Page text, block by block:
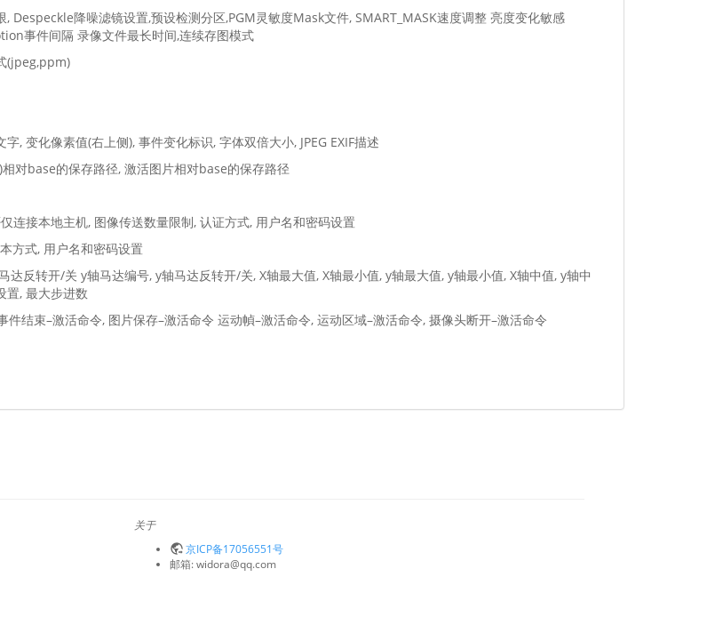
Despeckle降噪滤镜设置,预设检测分区,PGM灵敏度Mask文件, SMART_MASK速度调整 亮度变化敏感
事件间隔 录像文件最长时间,连续存图模式
(jpeg,ppm)
, 变化像素值(右上侧), 事件变化标识, 字体双倍大小, JPEG EXIF描述
对base的保存路径, 激活图片相对base的保存路径
连接本地主机, 图像传送数量限制, 认证方式, 用户名和密码设置
方式, 用户名和密码设置
反转开/关 y轴马达编号, y轴马达反转开/关, X轴最大值, X轴最小值, y轴最大值, y轴最小值, X轴中值, y轴中
置, 最大步进数
结束–激活命令, 图片保存–激活命令 运动幀–激活命令, 运动区域–激活命令, 摄像头断开–激活命令
关于
京ICP备17056551号
邮箱: widora@qq.com